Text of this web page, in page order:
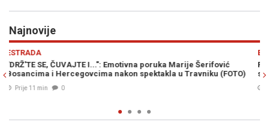
Najnovije
(FOTO)
PUTIN ĆE ZIMU PRETVORITI U ORUŽJE: Velika Britanija
saveznike na novu prijetnju Ukrajini
Prije 38 min